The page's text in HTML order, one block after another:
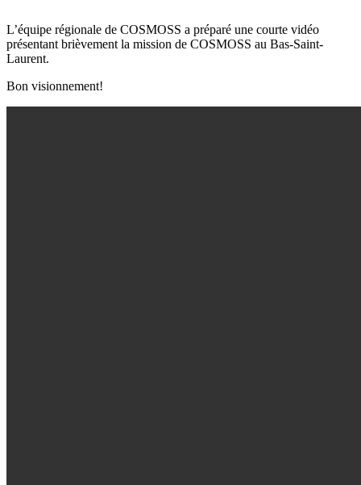
L’équipe régionale de COSMOSS a préparé une courte vidéo
présentant brièvement la mission de COSMOSS au Bas-Saint-
Laurent.
Bon visionnement!